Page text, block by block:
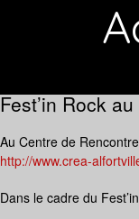
Fest’in Rock
Au Centre de
http://www.crea-
Dans le cadre du